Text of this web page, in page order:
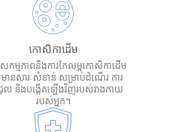
កោសិកាដើម
សកម្មភាពនិងការកែលម្អកោសិកាដើម
ានសារៈសំខាន់ សម្រាប់ដំណើរ ការ
និងបង្កើតឡើងវិញរបស់រាងកាយ
របស់អ្នក។